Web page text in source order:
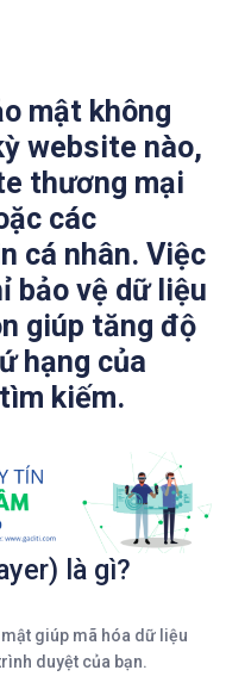
mật không
website nào,
thương mại
các
cá nhân. Việc
bảo vệ dữ liệu
giúp tăng độ
hạng của
kiếm.
là gì?
giúp mã hóa dữ liệu
duyệt của bạn.